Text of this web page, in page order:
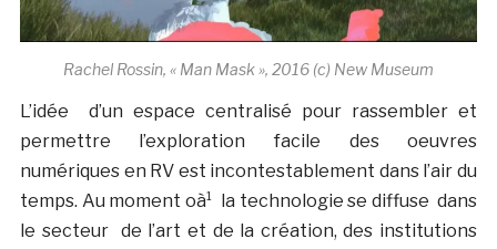
Rachel Rossin, « Man Mask », 2016 (c) New Museum
L’idée d’un espace centralisé pour rassembler et
permettre l’exploration facile des oeuvres
numériques en RV est incontestablement dans l’air du
temps. Au moment oà¹ la technologie se diffuse dans
le secteur de l’art et de la création, des institutions